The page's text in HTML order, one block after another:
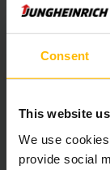
Consent
This website
We use
provide social
PUISSANT,
Découvrez
EN